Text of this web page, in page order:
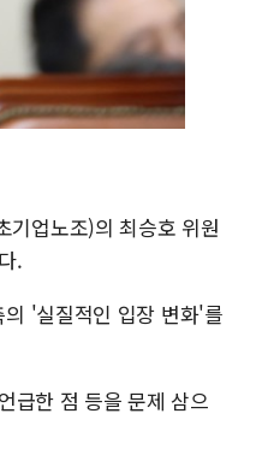
기업노조)의 최승호 위원
.
'실질적인 입장 변화'를
급한 점 등을 문제 삼으